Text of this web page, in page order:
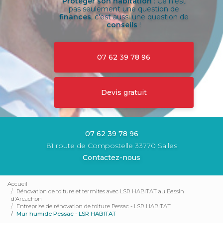
pas seulement une question de
finances, c'est aussi une question de
conseils !
07 62 39 78 96
Devis gratuit
07 62 39 78 96
81 route de Compostelle 33770 Salles
Contactez-nous
Accueil
Rénovation de toiture et termites avec LSR HABITAT au Bassin
d'Arcachon
Entreprise de rénovation de toiture Pessac - LSR HABITAT
Mur humide Pessac - LSR HABITAT